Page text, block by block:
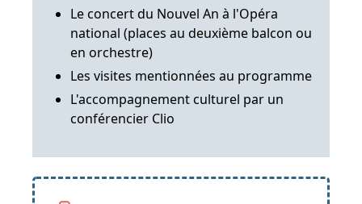
Le concert du Nouvel An à l'Opéra
national (places au deuxième balcon ou
en orchestre)
Les visites mentionnées au programme
L'accompagnement culturel par un
conférencier Clio